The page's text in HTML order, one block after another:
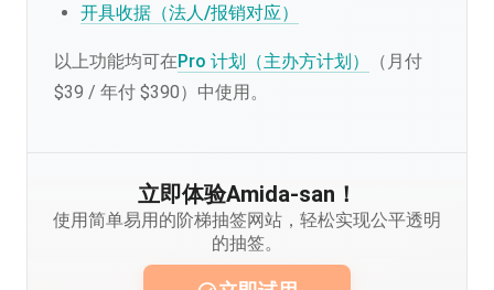
开具收据（法人/报销对应）
以上功能均可在Pro 计划（主办方计划）
（月付
$39 / 年付 $390）中使用。
立即体验Amida-san！
使用简单易用的阶梯抽签网站，轻松实现公平透明
的抽签。